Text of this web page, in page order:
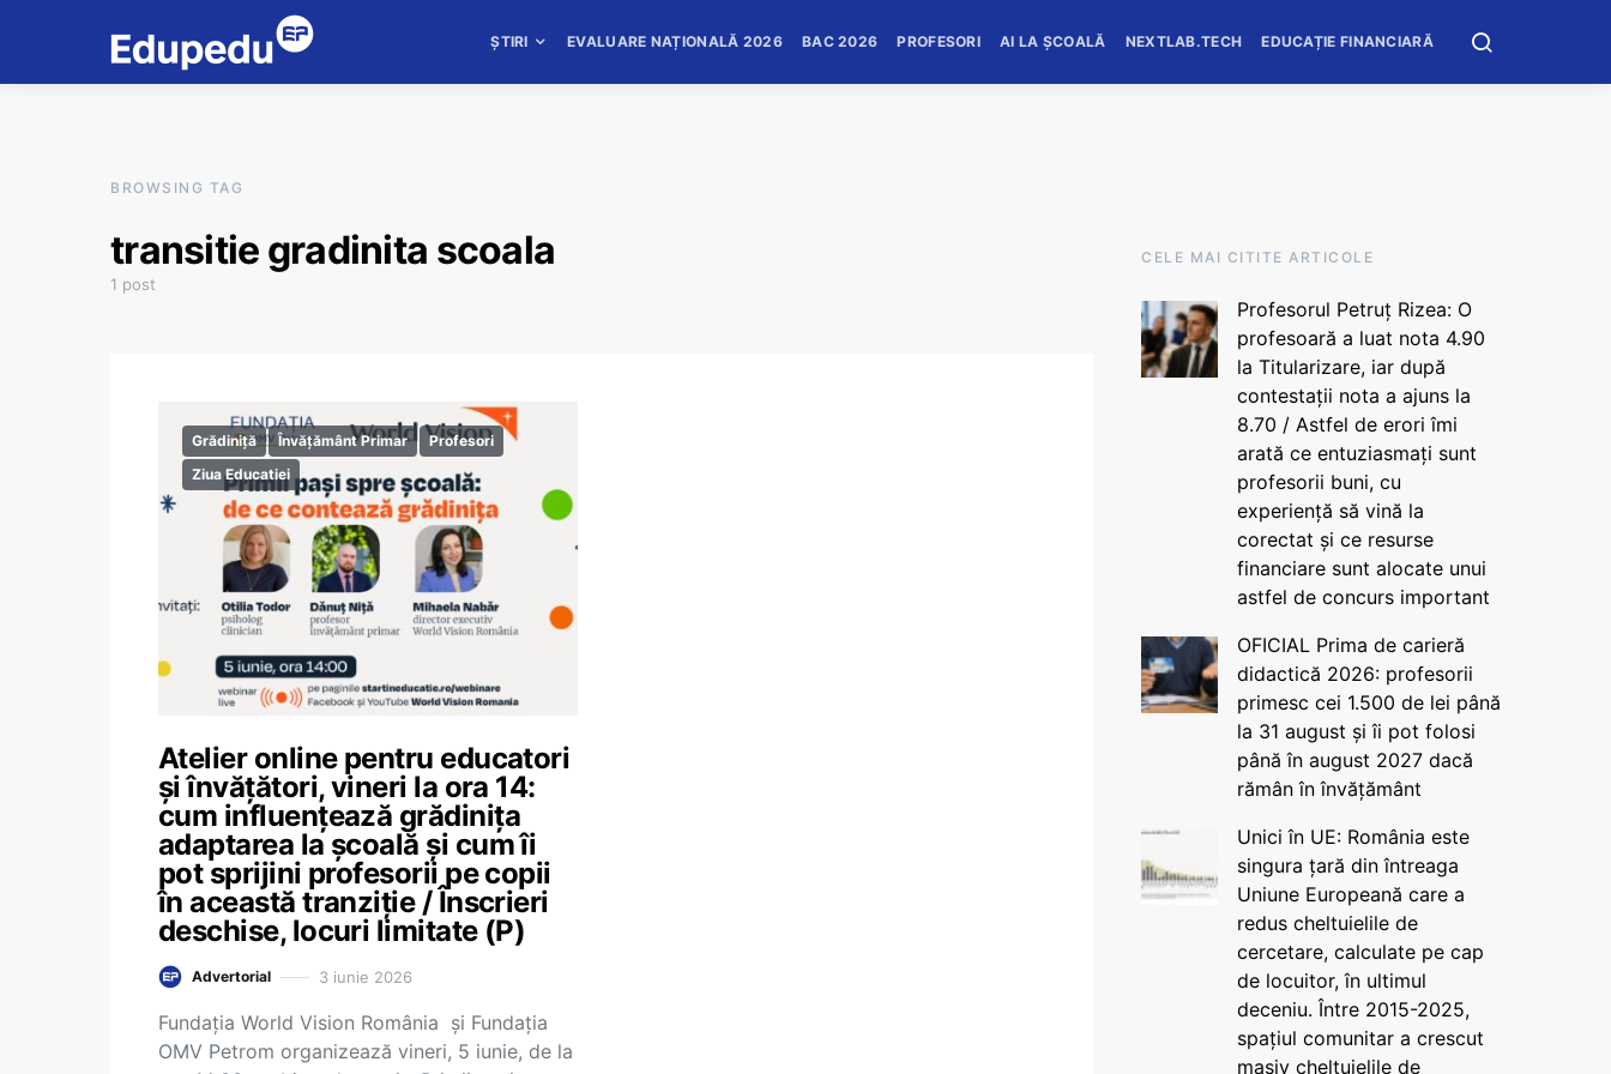
ȘTIRI EVALUARE NAȚIONALĂ 2026 BAC 2026 PROFESORI AI LA ȘCOALĂ NEXTLAB.TECH EDUCAȚIE FINANCIARĂ
BROWSING TAG
transitie gradinita scoala
1 post
Grădiniță Învățământ Primar
Profesori
Ziua Educatiei
Atelier online pentru educatori
și învățători, vineri la ora 14:
cum influențează grădinița
adaptarea la școală și cum îi
pot sprijini profesorii pe copii
în această tranziție / Înscrieri
deschise, locuri limitate (P)
Advertorial 3 iunie 2026
Fundația World Vision România și Fundația
OMV Petrom organizează vineri, 5 iunie, de la
CELE MAI CITITE ARTICOLE
Profesorul Petruț Rizea: O
profesoară a luat nota 4.90
la Titularizare, iar după
contestații nota a ajuns la
8.70 / Astfel de erori îmi
arată ce entuziasmați sunt
profesorii buni, cu
experiență să vină la
corectat și ce resurse
financiare sunt alocate unui
astfel de concurs important
OFICIAL Prima de carieră
didactică 2026: profesorii
primesc cei 1.500 de lei până
la 31 august și îi pot folosi
până în august 2027 dacă
rămân în învățământ
Unici în UE: România este
singura țară din întreaga
Uniune Europeană care a
redus cheltuielile de
cercetare, calculate pe cap
de locuitor, în ultimul
deceniu. Între 2015-2025,
spațiul comunitar a crescut
masiv cheltuielile de